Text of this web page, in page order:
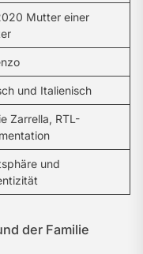
Mutter einer
und Italienisch
Zarrella, RTL-
und
der Familie